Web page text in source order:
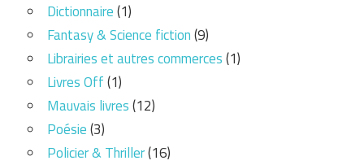
Dictionnaire(1)
Fantasy & Science fiction(9)
Librairies et autres commerces(1)
Livres Off(1)
Mauvais livres(12)
Poésie(3)
Policier & Thriller(16)